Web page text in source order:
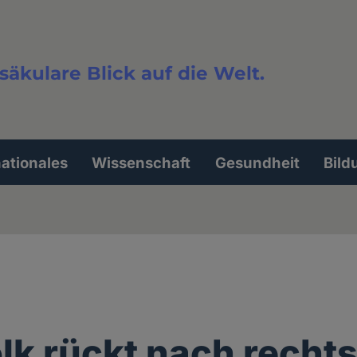
Blick auf die Welt.
Wissenschaft Gesundheit